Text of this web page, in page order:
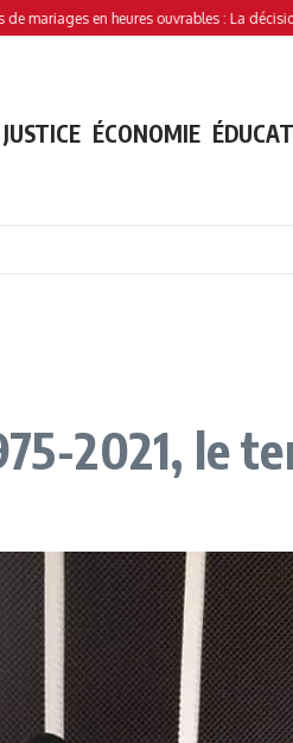
en heures ouvrables : La décision
JUSTICE ÉCONOMIE
2021, le